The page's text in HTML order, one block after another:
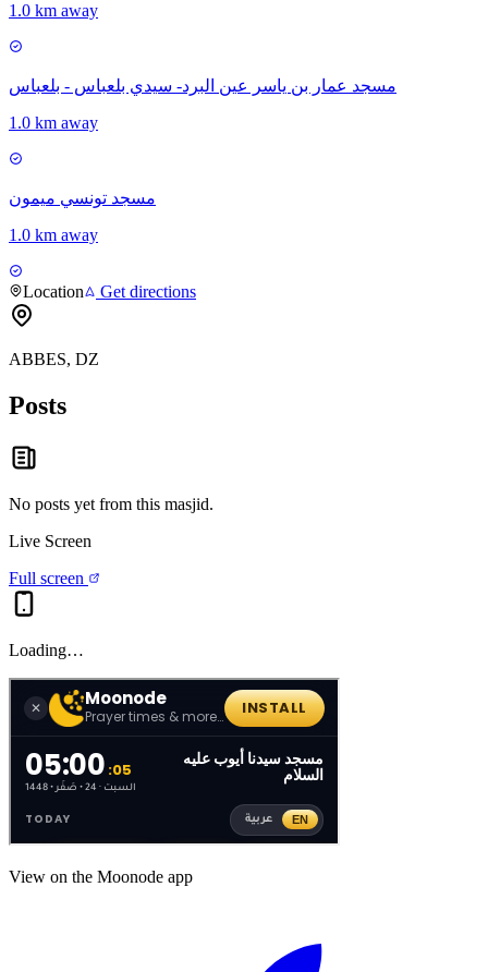
1.0 km away
مسجد عمار بن ياسر عين البرد- سيدي بلعباس - بلعباس
1.0 km away
مسجد تونسي ميمون
1.0 km away
Location Get directions
ABBES, DZ
Posts
No posts yet from this masjid.
Live Screen
Full screen
Loading…
View on the Moonode app